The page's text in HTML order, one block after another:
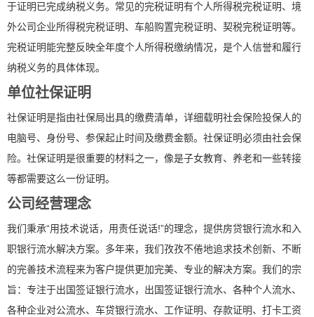
于证明已完成纳税义务。常见的完税证明有个人所得税完税证明、境
外公司企业所得税完税证明、车船购置完税证明、契税完税证明等。
完税证明能完整反映全年度个人所得税缴纳情况，是个人信誉和履行
纳税义务的具体体现。
单位社保证明
社保证明是指由社保局出具的缴费清单，详细载明社会保险投保人的
电脑号、身份号、参保起止时间及缴费金额。社保证明必须由社会保
险。社保证明是很重要的材料之一，像是子女教育、养老和一些转接
等都需要这么一份证明。
公司经营理念
我们秉承“用技术说话，用责任说话!”的理念，提供房贷银行流水和入
职银行流水解决方案。多年来，我们孜孜不倦地追求技术创新、不断
的完善技术流程来为客户提供更加完美、专业的解决方案。我们的宗
旨：专注于出国签证银行流水，出国签证银行流水、各种个人流水、
各种企业对公流水、车贷银行流水、工作证明、存款证明、打卡工资